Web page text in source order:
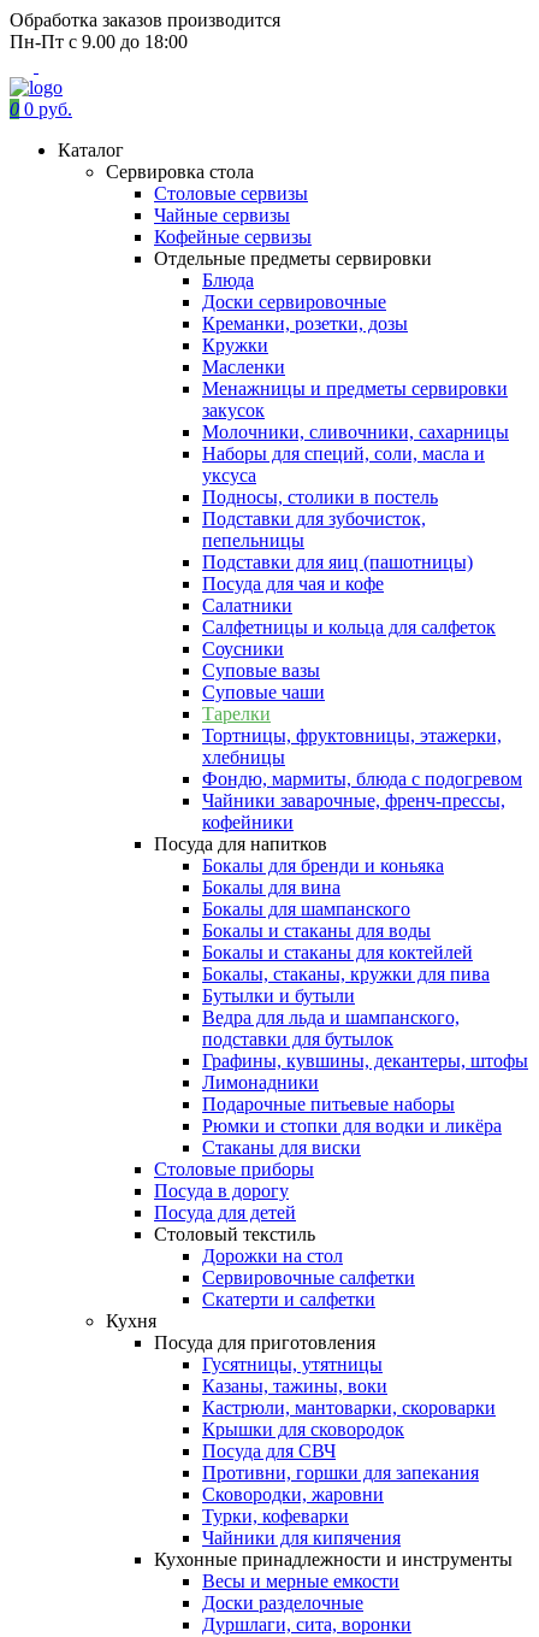
Обработка заказов производится
Пн-Пт с 9.00 до 18:00
0 0 руб.
Каталог
Сервировка стола
Столовые сервизы
Чайные сервизы
Кофейные сервизы
Отдельные предметы сервировки
Блюда
Доски сервировочные
Креманки, розетки, дозы
Кружки
Масленки
Менажницы и предметы сервировки
закусок
Молочники, сливочники, сахарницы
Наборы для специй, соли, масла и
уксуса
Подносы, столики в постель
Подставки для зубочисток,
пепельницы
Подставки для яиц (пашотницы)
Посуда для чая и кофе
Салатники
Салфетницы и кольца для салфеток
Соусники
Суповые вазы
Суповые чаши
Тарелки
Тортницы, фруктовницы, этажерки,
хлебницы
Фондю, мармиты, блюда с подогревом
Чайники заварочные, френч-прессы,
кофейники
Посуда для напитков
Бокалы для бренди и коньяка
Бокалы для вина
Бокалы для шампанского
Бокалы и стаканы для воды
Бокалы и стаканы для коктейлей
Бокалы, стаканы, кружки для пива
Бутылки и бутыли
Ведра для льда и шампанского,
подставки для бутылок
Графины, кувшины, декантеры, штофы
Лимонадники
Подарочные питьевые наборы
Рюмки и стопки для водки и ликёра
Стаканы для виски
Столовые приборы
Посуда в дорогу
Посуда для детей
Столовый текстиль
Дорожки на стол
Сервировочные салфетки
Скатерти и салфетки
Кухня
Посуда для приготовления
Гусятницы, утятницы
Казаны, тажины, воки
Кастрюли, мантоварки, скороварки
Крышки для сковородок
Посуда для СВЧ
Противни, горшки для запекания
Сковородки, жаровни
Турки, кофеварки
Чайники для кипячения
Кухонные принадлежности и инструменты
Весы и мерные емкости
Доски разделочные
Дуршлаги, сита, воронки